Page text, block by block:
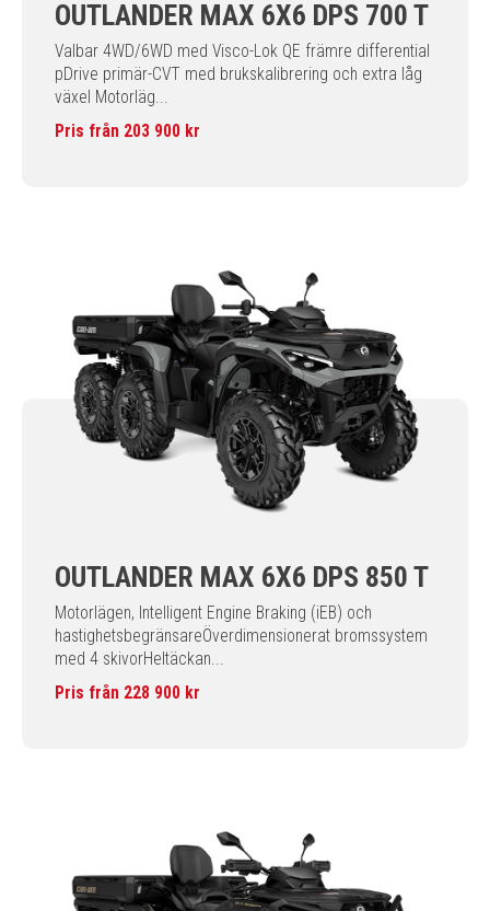
OUTLANDER MAX 6X6 DPS 700 T
Valbar 4WD/6WD med Visco-Lok QE främre differential
pDrive primär-CVT med brukskalibrering och extra låg
växel Motorläg...
Pris från 203 900 kr
OUTLANDER MAX 6X6 DPS 850 T
Motorlägen, Intelligent Engine Braking (iEB) och
hastighetsbegränsareÖverdimensionerat bromssystem
med 4 skivorHeltäckan...
Pris från 228 900 kr